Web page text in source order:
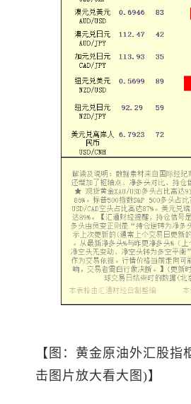
【图：黄金原油外汇股
击图片放大看大图)】